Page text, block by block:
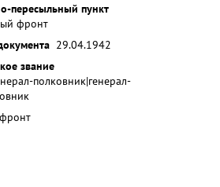
пересыльный пункт
фронт
29.04.1942
звание
полковник|генерал-